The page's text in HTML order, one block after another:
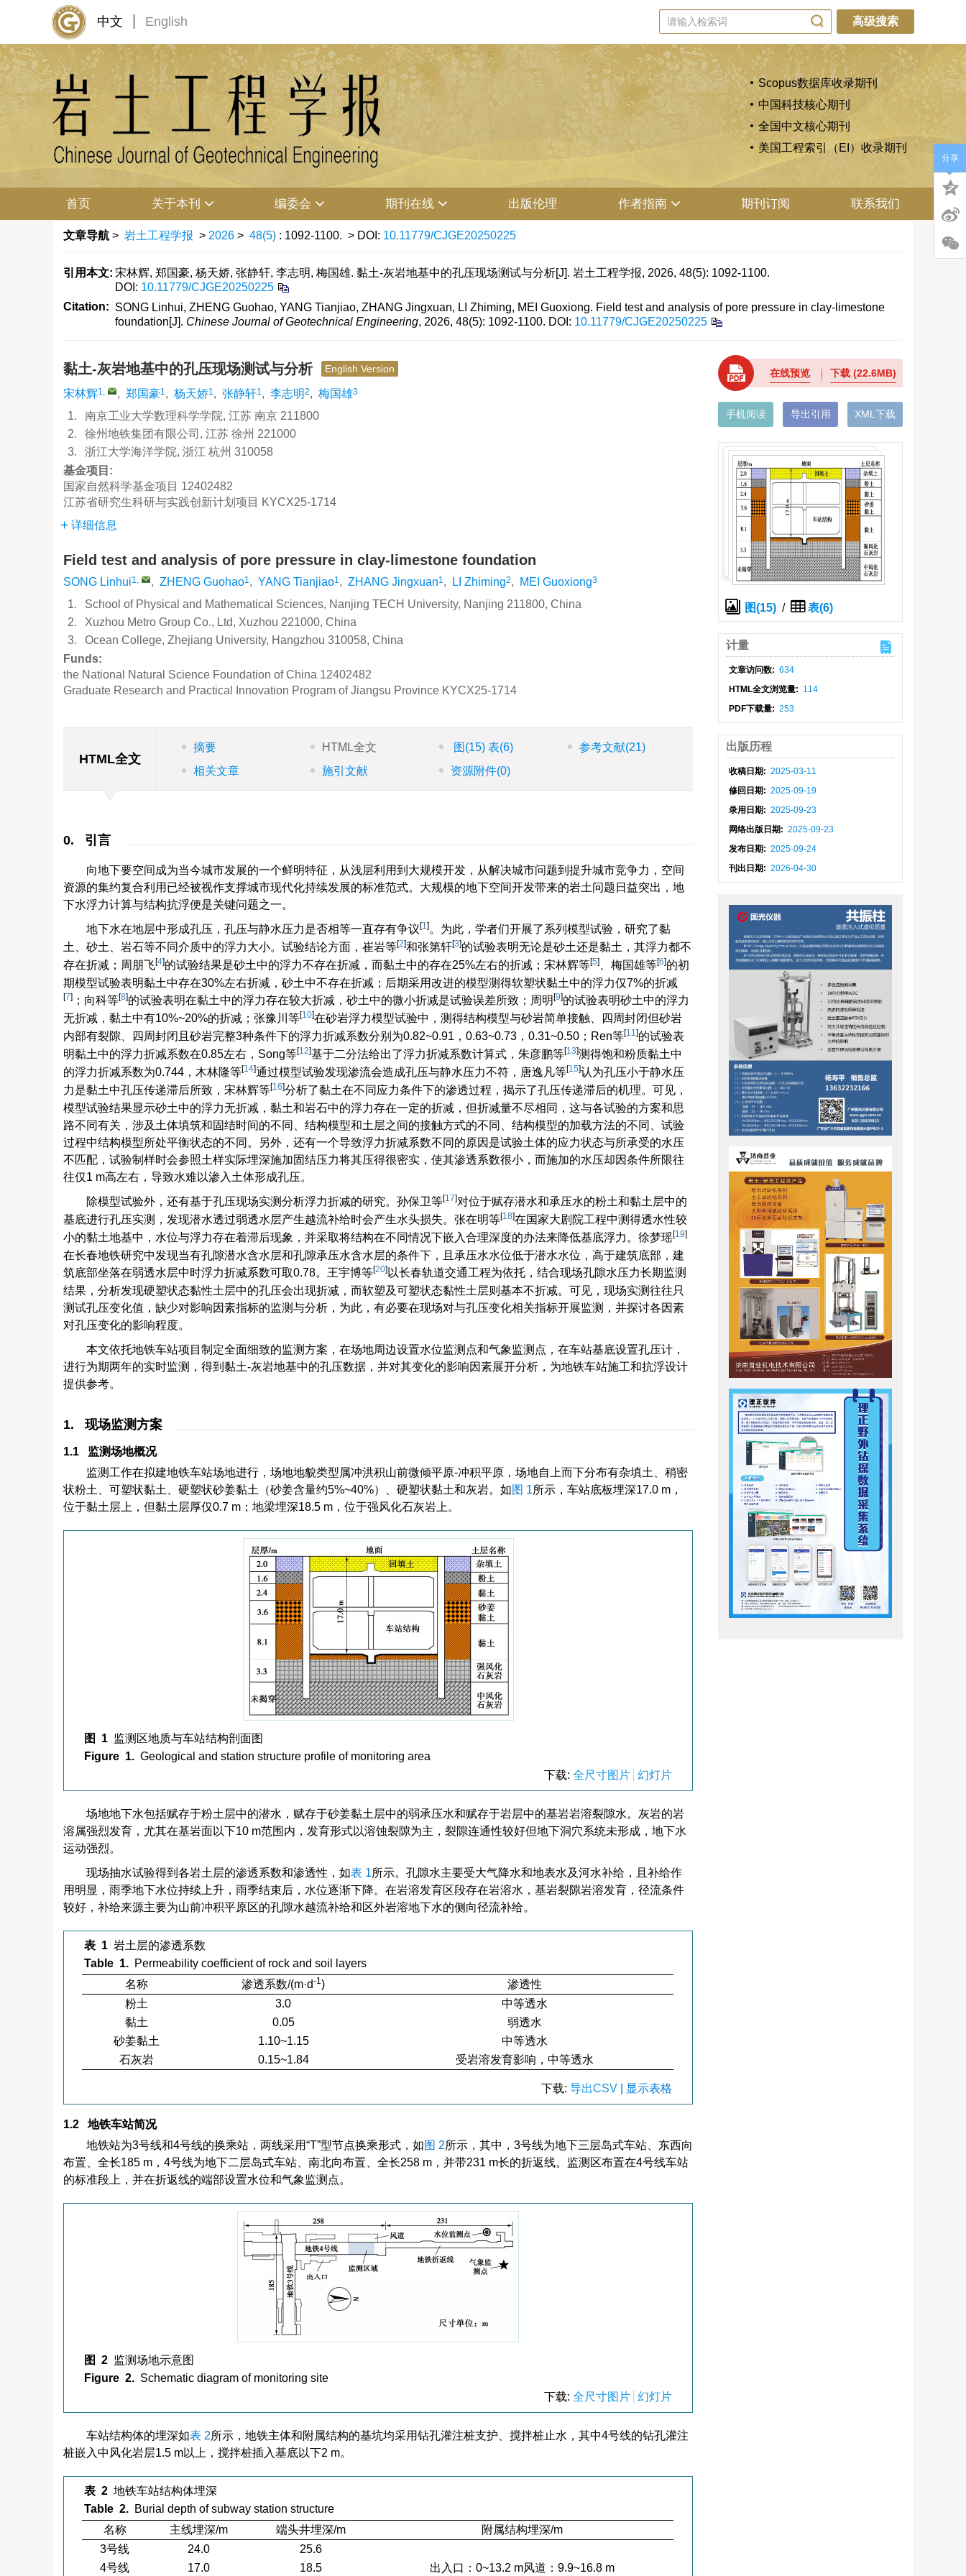
中文 English 高级搜索
Scopus数据库收录期刊
中国科技核心期刊
全国中文核心期刊
美国工程索引（EI）收录期刊
首页 关于本刊 编委会 期刊在线 出版伦理 作者指南 期刊订阅 联系我们
文章导航 > 岩土工程学报 > 2026 > 48(5) : 1092-1100. > DOI: 10.11779/CJGE20250225
引用本文: 宋林辉, 郑国豪, 杨天娇, 张静轩, 李志明, 梅国雄. 黏土-灰岩地基中的孔压现场测试与分析[J]. 岩土工程学报, 2026, 48(5): 1092-1100.
DOI: 10.11779/CJGE20250225
Citation: SONG Linhui, ZHENG Guohao, YANG Tianjiao, ZHANG Jingxuan, LI Zhiming, MEI Guoxiong. Field test and analysis of pore pressure in clay-limestone
foundation[J]. Chinese Journal of Geotechnical Engineering, 2026, 48(5): 1092-1100. DOI: 10.11779/CJGE20250225
黏土-灰岩地基中的孔压现场测试与分析 English Version
宋林辉1, , 郑国豪1, 杨天娇1, 张静轩1, 李志明2, 梅国雄3
1.
南京工业大学数理科学学院, 江苏 南京 211800
2.
徐州地铁集团有限公司, 江苏 徐州 221000
3.
浙江大学海洋学院, 浙江 杭州 310058
基金项目:
国家自然科学基金项目 12402482
江苏省研究生科研与实践创新计划项目 KYCX25-1714
详细信息
Field test and analysis of pore pressure in clay-limestone foundation
SONG Linhui1, , ZHENG Guohao1, YANG Tianjiao1, ZHANG Jingxuan1, LI Zhiming2, MEI Guoxiong3
1.
School of Physical and Mathematical Sciences, Nanjing TECH University, Nanjing 211800, China
2.
Xuzhou Metro Group Co., Ltd, Xuzhou 221000, China
3.
Ocean College, Zhejiang University, Hangzhou 310058, China
Funds:
the National Natural Science Foundation of China 12402482
Graduate Research and Practical Innovation Program of Jiangsu Province KYCX25-1714
HTML全文
摘要 HTML全文 图 (15) 表(6) 参考文献(21)
相关文章
施引文献 资源附件(0)
0. 引言
向地下要空间成为当今城市发展的一个鲜明特征，从浅层利用到大规模开发，从解决城市问题到提升城市竞争力，空间
资源的集约复合利用已经被视作支撑城市现代化持续发展的标准范式。大规模的地下空间开发带来的岩土问题日益突出，地
下水浮力计算与结构抗浮便是关键问题之一。
地下水在地层中形成孔压，孔压与静水压力是否相等一直存有争议[1] 。为此，学者们开展了系列模型试验，研究了黏
土、砂土、岩石等不同介质中的浮力大小。试验结论方面，崔岩等[2]和张第轩[3]的试验表明无论是砂土还是黏土，其浮力都不
存在折减；周朋飞[4]的试验结果是砂土中的浮力不存在折减，而黏土中的存在25%左右的折减；宋林辉等[5] 、梅国雄等[6]的初
期模型试验表明黏土中存在30%左右折减，砂土中不存在折减；后期采用改进的模型测得软塑状黏土中的浮力仅7%的折减
[7] ；向科等[8]的试验表明在黏土中的浮力存在较大折减，砂土中的微小折减是试验误差所致；周明 [9]的试验表明砂土中的浮力
无折减，黏土中有10%~20%的折减；张豫川等[10]在砂岩浮力模型试验中，测得结构模型与砂岩简单接触、四周封闭但砂岩
内部有裂隙、四周封闭且砂岩完整3种条件下的浮力折减系数分别为0.82~0.91，0.63~0.73，0.31~0.50；Ren等[11]的试验表
明黏土中的浮力折减系数在0.85左右，Song等[12]基于二分法给出了浮力折减系数计算式，朱彦鹏等[13]测得饱和粉质黏土中
的浮力折减系数为0.744，木林隆等[14]通过模型试验发现渗流会造成孔压与静水压力不符，唐逸凡等[15]认为孔压小于静水压
力是黏土中孔压传递滞后所致，宋林辉等[16]分析了黏土在不同应力条件下的渗透过程，揭示了孔压传递滞后的机理。可见，
模型试验结果显示砂土中的浮力无折减，黏土和岩石中的浮力存在一定的折减，但折减量不尽相同，这与各试验的方案和思
路不同有关，涉及土体填筑和固结时间的不同、结构模型和土层之间的接触方式的不同、结构模型的加载方法的不同、试验
过程中结构模型所处平衡状态的不同。另外，还有一个导致浮力折减系数不同的原因是试验土体的应力状态与所承受的水压
不匹配，试验制样时会参照土样实际埋深施加固结压力将其压得很密实，使其渗透系数很小，而施加的水压却因条件所限往
往仅1 m高左右，导致水难以渗入土体形成孔压。
除模型试验外，还有基于孔压现场实测分析浮力折减的研究。孙保卫等[17]对位于赋存潜水和承压水的粉土和黏土层中的
基底进行孔压实测，发现潜水透过弱透水层产生越流补给时会产生水头损失。张在明等[18]在国家大剧院工程中测得透水性较
小的黏土地基中，水位与浮力存在着滞后现象，并采取将结构在不同情况下嵌入合理深度的办法来降低基底浮力。徐梦瑶[19]
在长春地铁研究中发现当有孔隙潜水含水层和孔隙承压水含水层的条件下，且承压水水位低于潜水水位，高于建筑底部，建
筑底部坐落在弱透水层中时浮力折减系数可取0.78。王宇博等[20] 以长春轨道交通工程为依托，结合现场孔隙水压力长期监测
结果，分析发现硬塑状态黏性土层中的孔压会出现折减，而软塑及可塑状态黏性土层则基本不折减。可见，现场实测往往只
测试孔压变化值，缺少对影响因素指标的监测与分析，为此，有必要在现场对与孔压变化相关指标开展监测，并探讨各因素
对孔压变化的影响程度。
本文依托地铁车站项目制定全面细致的监测方案，在场地周边设置水位监测点和气象监测点，在车站基底设置孔压计，
进行为期两年的实时监测，得到黏土-灰岩地基中的孔压数据，并对其变化的影响因素展开分析，为地铁车站施工和抗浮设计
提供参考。
1. 现场监测方案
1.1 监测场地概况
监测工作在拟建地铁车站场地进行，场地地貌类型属冲洪积山前微倾平原-冲积平原，场地自上而下分布有杂填土、稍密
状粉土、可塑状黏土、硬塑状砂姜黏土（砂姜含量约5%~40%）、硬塑状黏土和灰岩。如图 1所示，车站底板埋深17.0 m，
位于黏土层上，但黏土层厚仅0.7 m；地梁埋深18.5 m，位于强风化石灰岩上。
图 1 监测区地质与车站结构剖面图
Figure 1. Geological and station structure profile of monitoring area
下载: 全尺寸图片 幻灯片
场地地下水包括赋存于粉土层中的潜水，赋存于砂姜黏土层中的弱承压水和赋存于岩层中的基岩岩溶裂隙水。灰岩的岩
溶属强烈发育，尤其在基岩面以下10 m范围内，发育形式以溶蚀裂隙为主，裂隙连通性较好但地下洞穴系统未形成，地下水
运动强烈。
现场抽水试验得到各岩土层的渗透系数和渗透性，如表 1所示。孔隙水主要受大气降水和地表水及河水补给，且补给作
用明显，雨季地下水位持续上升，雨季结束后，水位逐渐下降。在岩溶发育区段存在岩溶水，基岩裂隙岩溶发育，径流条件
较好，补给来源主要为山前冲积平原区的孔隙水越流补给和区外岩溶地下水的侧向径流补给。
表 1 岩土层的渗透系数
Table 1. Permeability coefficient of rock and soil layers
名称
渗透系数/(m·d-1)
渗透性
粉土
3.0
中等透水
黏土
0.05
弱透水
砂姜黏土
1.10~1.15
中等透水
石灰岩
0.15~1.84 受岩溶发育影响，中等透水
下载: 导出CSV | 显示表格
1.2 地铁车站简况
地铁站为3号线和4号线的换乘站，两线采用“T”型节点换乘形式，如图 2所示，其中，3号线为地下三层岛式车站、东西向
布置、全长185 m，4号线为地下二层岛式车站、南北向布置、全长258 m，并带231 m长的折返线。监测区布置在4号线车站
的标准段上，并在折返线的端部设置水位和气象监测点。
图 2 监测场地示意图
Figure 2. Schematic diagram of monitoring site
下载: 全尺寸图片 幻灯片
车站结构体的埋深如表 2所示，地铁主体和附属结构的基坑均采用钻孔灌注桩支护、搅拌桩止水，其中4号线的钻孔灌注
桩嵌入中风化岩层1.5 m以上，搅拌桩插入基底以下2 m。
表 2 地铁车站结构体埋深
Table 2. Burial depth of subway station structure
名称
主线埋深/m 端头井埋深/m
附属结构埋深/m
3号线
24.0
25.6
出入口：0~13.2 m风道：9.9~16.8 m
4号线 17.0 18.5
在线预览 下载(22.6MB)
手机阅读 导出引用 XML下载
图(15) / 表(6)
计量
文章访问数: 634
HTML全文浏览量: 114
PDF下载量: 253
出版历程
收稿日期: 2025-03-11
修回日期: 2025-09-19
录用日期: 2025-09-23
网络出版日期: 2025-09-23
发布日期: 2025-09-24
刊出日期: 2026-04-30
分享